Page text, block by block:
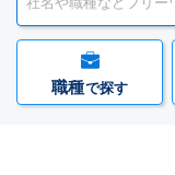
職種で探す